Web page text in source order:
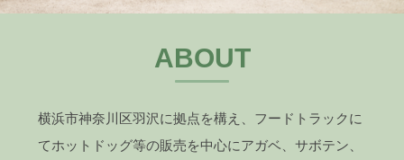
ABOUT
横浜市神奈川区羽沢に拠点を構え、フードトラックに
てホットドッグ等の販売を中心にアガベ、サボテン、